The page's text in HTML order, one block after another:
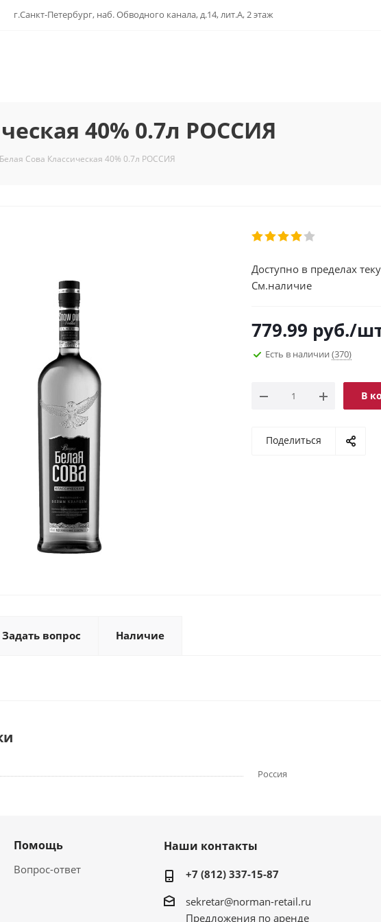
г.Санкт-Петербург, наб. Обводного канала, д.14, лит.А, 2 этаж
40% 0.7л РОССИЯ
Сова Классическая 40% 0.7л РОССИЯ
Доступно в пределах
См.наличие
779.99 руб./
Есть в наличии (370)
В
Поделиться
Задать вопрос Наличие
Россия
Помощь
Вопрос-ответ
Наши контакты
+7 (812) 337-15-87
sekretar@norman-retail.ru
Предложения по аренде